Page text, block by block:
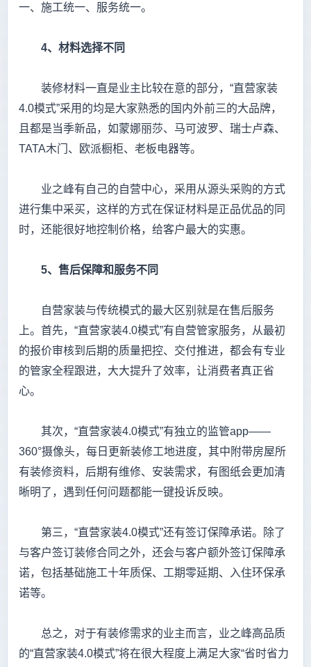
一、施工统一、服务统一。
4、材料选择不同
装修材料一直是业主比较在意的部分，“直营家装
4.0模式”采用的均是大家熟悉的国内外前三的大品牌，
且都是当季新品，如蒙娜丽莎、马可波罗、瑞士卢森、
TATA木门、欧派橱柜、老板电器等。
业之峰有自己的自营中心，采用从源头采购的方式
进行集中采买，这样的方式在保证材料是正品优品的同
时，还能很好地控制价格，给客户最大的实惠。
5、售后保障和服务不同
自营家装与传统模式的最大区别就是在售后服务
上。首先，“直营家装4.0模式”有自营管家服务，从最初
的报价审核到后期的质量把控、交付推进，都会有专业
的管家全程跟进，大大提升了效率，让消费者真正省
心。
其次，“直营家装4.0模式”有独立的监管app——
360°摄像头，每日更新装修工地进度，其中附带房屋所
有装修资料，后期有维修、安装需求，有图纸会更加清
晰明了，遇到任何问题都能一键投诉反映。
第三，“直营家装4.0模式”还有签订保障承诺。除了
与客户签订装修合同之外，还会与客户额外签订保障承
诺，包括基础施工十年质保、工期零延期、入住环保承
诺等。
总之，对于有装修需求的业主而言，业之峰高品质
的“直营家装4.0模式”将在很大程度上满足大家“省时省力